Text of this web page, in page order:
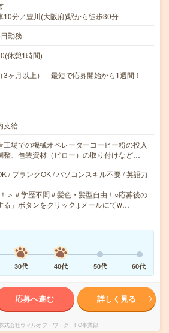
10分／豊川(大阪府)駅から徒歩30分
勤務
休憩1時間)
3ヶ月以上） 最短で応募開始から1週間！
支給
工場での機械オペレーターコーヒー粉の投入
整、包装資材（ピロー）の取り付けなど…
/ ブランクOK / パソコンスキル不要 / 英語力
＞＃学歴不問＃髪色・髪型自由！○応募後の
る」ボタンをクリック↓メールにてw…
30代 40代 50代 60代
応募へ進む 詳しく見る
式会社ウィルオブ・ワーク FO事業部